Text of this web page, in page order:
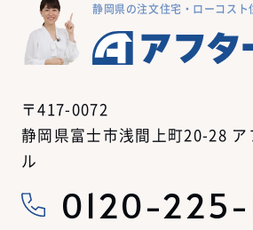
静岡県の注文住宅・ローコス
〒417-0072
静岡県富士市浅間上町20-28 ア
ル
0120-225-